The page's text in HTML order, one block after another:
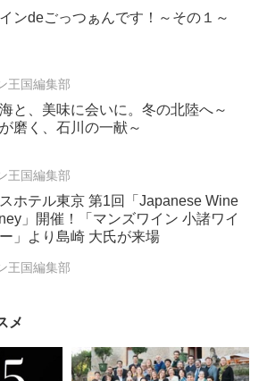
ンdeごっつぁんです！～その１～
王国編集部
と、美味に会いに。冬の北陸へ～
磨く、石川の一献～
王国編集部
ホテル東京 第1回「Japanese Wine
」開催！「マンズワイン 小諸ワイ
」より島崎 大氏が来場
王国編集部
メ